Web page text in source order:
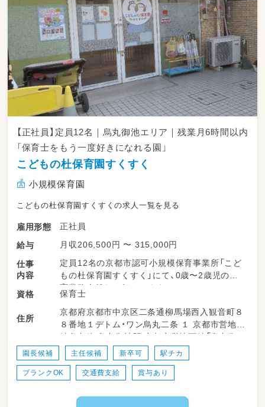
【正社員】定員12名｜烏丸御池エリア｜残業月6時間以内
「保育士をもう一度好きになれる園」
こどもの杜保育園すくすく
小規模保育園
こどもの杜保育園すくすくの求人一覧を見る
雇用形態
正社員
給与
月収206,500円 〜 315,000円
仕事
内容
定員12名の京都市認可小規模保育事業所「こど
もの杜保育園すくすく」にて、0歳〜2歳児の保
育業務全般をお任せします。
【具体的な1日の流れ（一例）】
・07:30～ 登園受け入れ、自由遊びのサポート
おやつ補助
・10:00～ お散歩（近隣の公園・図書館など）や季
節の制作活動
・12:30～ お昼寝（職員は交代でしっかり60分
資格 保育士
住所
京都府京都市中京区二条通柳馬場西入観音町８
８番地１デトム・ワン烏丸二条 １ 京都市営地下
鉄烏丸線 烏丸御池駅 京都市営地下鉄「烏丸御
池」駅から徒歩８分 京都市営地下鉄東西線 京
都市役所前駅 京都市営バス「京都市役所前」バ
ス停から徒歩７分
園長候補 主任候補 新卒可 駅チカ
ブランクOK 交通費支給 賞与あり